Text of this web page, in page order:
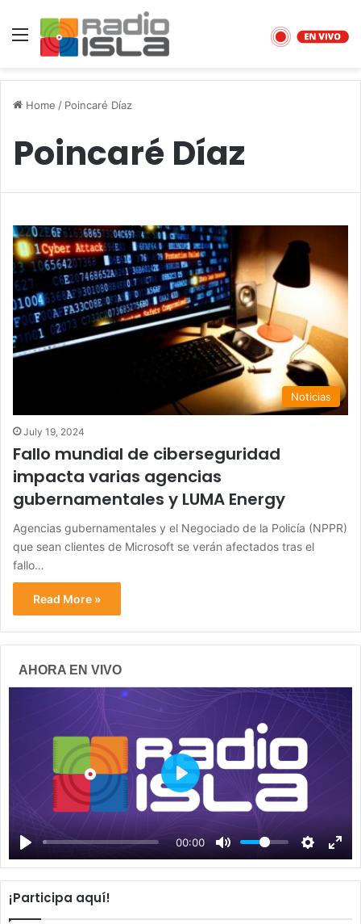
Menu
Home / Poincaré Díaz
Poincaré Díaz
Noticias
July 19, 2024
Fallo mundial de ciberseguridad
impacta varias agencias
gubernamentales y LUMA Energy
Agencias gubernamentales y el Negociado de la Policía (NPPR)
que sean clientes de Microsoft se verán afectados tras el
fallo…
Read More »
AHORA EN VIVO
00:00
P
a
y
¡Participa aquí!